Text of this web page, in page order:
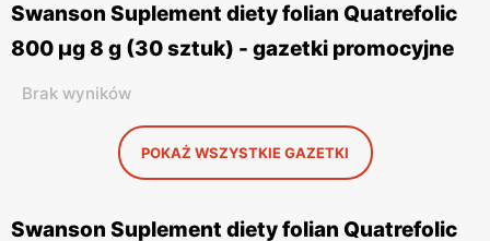
Swanson Suplement diety folian Quatrefolic
800 μg 8 g (30 sztuk) - gazetki promocyjne
Brak wyników
POKAŻ WSZYSTKIE GAZETKI
Swanson Suplement diety folian Quatrefolic